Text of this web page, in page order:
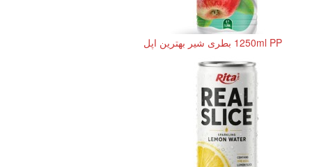
1250ml PP بطری شیر بهترین اپل